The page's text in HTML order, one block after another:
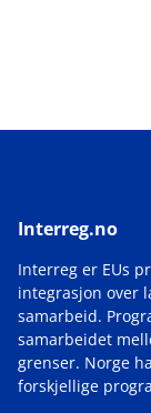
Interreg.no
Interreg er EUs
integrasjon over
samarbeid.
samarbeidet
grenser. Norge
forskjellige